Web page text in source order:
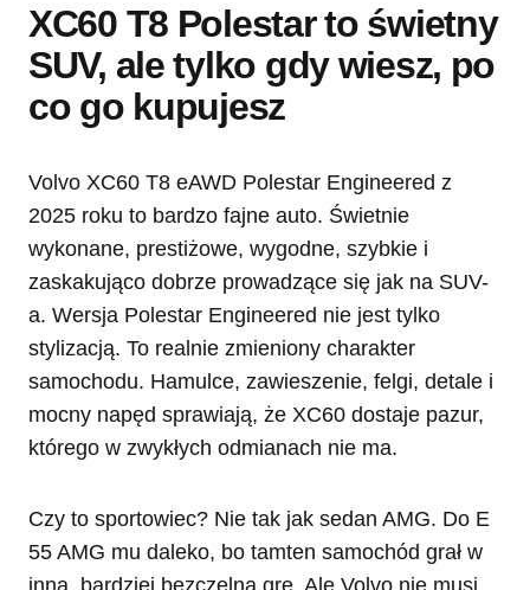
XC60 T8 Polestar to świetny
SUV, ale tylko gdy wiesz, po
co go kupujesz
Volvo XC60 T8 eAWD Polestar Engineered z
2025 roku to bardzo fajne auto. Świetnie
wykonane, prestiżowe, wygodne, szybkie i
zaskakująco dobrze prowadzące się jak na SUV-
a. Wersja Polestar Engineered nie jest tylko
stylizacją. To realnie zmieniony charakter
samochodu. Hamulce, zawieszenie, felgi, detale i
mocny napęd sprawiają, że XC60 dostaje pazur,
którego w zwykłych odmianach nie ma.
Czy to sportowiec? Nie tak jak sedan AMG. Do E
55 AMG mu daleko, bo tamten samochód grał w
inną, bardziej bezczelną grę. Ale Volvo nie musi